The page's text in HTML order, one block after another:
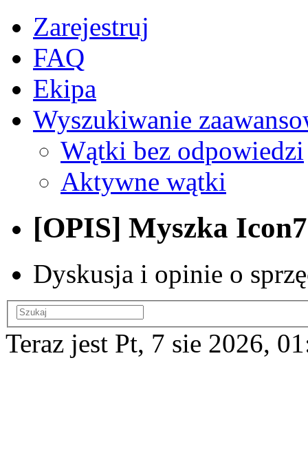
Zarejestruj
FAQ
Ekipa
Wyszukiwanie
Wątki bez odpowiedzi
Aktywne wątki
[OPIS] Myszka
Dyskusja i opinie o
Teraz jest Pt, 7 sie 2026,